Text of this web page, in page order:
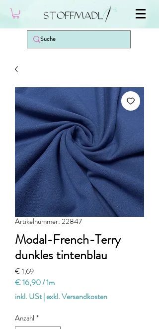
Artikelnummer: 22847
Modal-French-Terry
dunkles tintenblau
€ 1,69Preis
€ 16,90/1m
€ 16,90
pro
1
Meter
inkl. USt|exkl. Versandkosten
Anzahl *